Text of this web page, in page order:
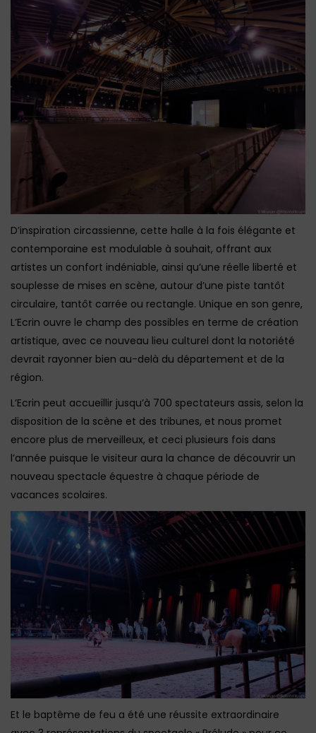
D’inspiration circassienne, cette halle à la fois élégante et
contemporaine est modulable à souhait, offrant aux
artistes un confort indéniable, ainsi qu’une réelle liberté et
souplesse de mises en scène, autour d’une piste tantôt
circulaire, tantôt carrée ou rectangle. Unique en son genre,
L’Ecrin ouvre le champ des possibles en terme de création
artistique, avec ce nouveau lieu culturel dont la notoriété
devrait rayonner bien au-delà du département et de la
région.
L’Ecrin peut accueillir jusqu’à 700 spectateurs assis, selon la
disposition de la scène et des tribunes, et nous promet
encore plus de merveilleux, et ceci plusieurs fois dans
l’année puisque le visiteur aura la chance de découvrir un
nouveau spectacle équestre à chaque période de
vacances scolaires.
Et le baptême de feu a été une réussite extraordinaire